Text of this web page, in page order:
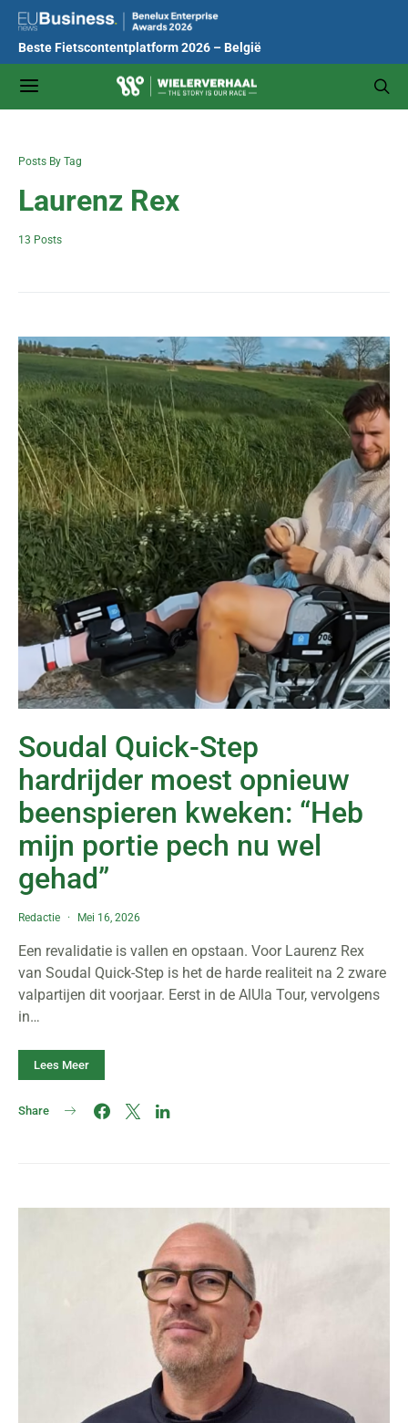
Beste Fietscontentplatform 2026 – België
Posts By Tag
Laurenz Rex
13 Posts
Soudal Quick-Step
hardrijder moest opnieuw
beenspieren kweken: “Heb
mijn portie pech nu wel
gehad”
Redactie Mei 16, 2026
Een revalidatie is vallen en opstaan. Voor Laurenz Rex
van Soudal Quick-Step is het de harde realiteit na 2 zware
valpartijen dit voorjaar. Eerst in de AlUla Tour, vervolgens
in…
Lees Meer
Share